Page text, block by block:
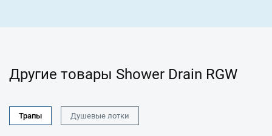
Другие товары Shower Drain RGW
Трапы Душевые лотки